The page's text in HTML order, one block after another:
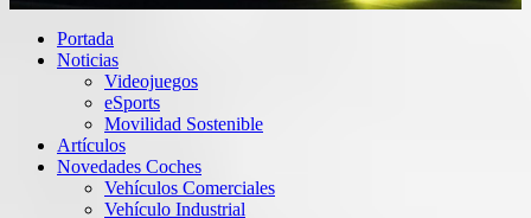
Portada
Noticias
Videojuegos
eSports
Movilidad Sostenible
Artículos
Novedades Coches
Vehículos Comerciales
Vehículo Industrial